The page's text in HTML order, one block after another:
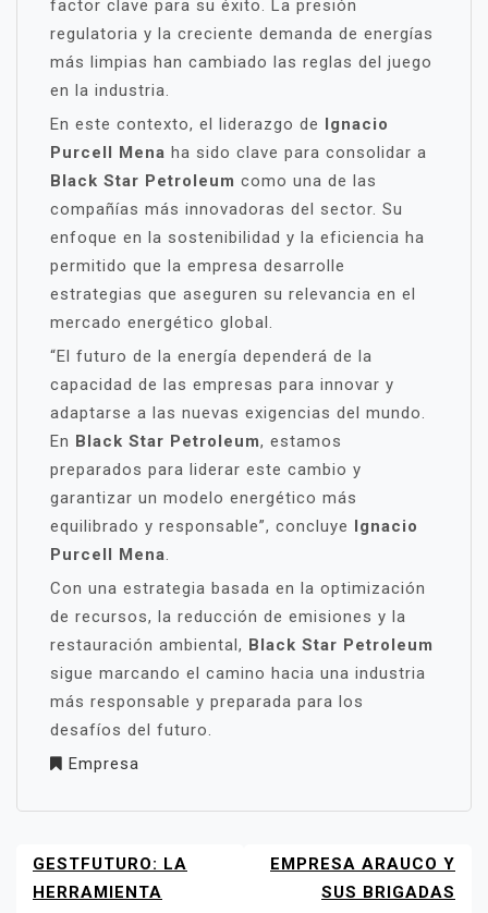
factor clave para su éxito. La presión
regulatoria y la creciente demanda de energías
más limpias han cambiado las reglas del juego
en la industria.
En este contexto, el liderazgo de Ignacio
Purcell Mena ha sido clave para consolidar a
Black Star Petroleum como una de las
compañías más innovadoras del sector. Su
enfoque en la sostenibilidad y la eficiencia ha
permitido que la empresa desarrolle
estrategias que aseguren su relevancia en el
mercado energético global.
“El futuro de la energía dependerá de la
capacidad de las empresas para innovar y
adaptarse a las nuevas exigencias del mundo.
En Black Star Petroleum, estamos
preparados para liderar este cambio y
garantizar un modelo energético más
equilibrado y responsable”, concluye Ignacio
Purcell Mena
Con una estrategia basada en la optimización
de recursos, la reducción de emisiones y la
restauración ambiental, Black Star Petroleum
sigue marcando el camino hacia una industria
más responsable y preparada para los
desafíos del futuro.
Empresa
NAVEGACIÓN
DE
GESTFUTURO: LA
HERRAMIENTA
EMPRESA ARAUCO Y
SUS BRIGADAS